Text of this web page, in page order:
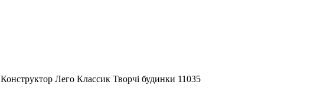
Конструктор Лего Классик Творчі будинки 11035